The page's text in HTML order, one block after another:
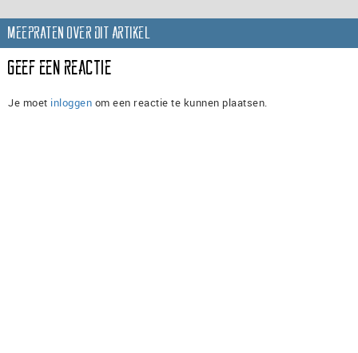
Meepraten over dit artikel
Geef een reactie
Je moet inloggen om een reactie te kunnen plaatsen.